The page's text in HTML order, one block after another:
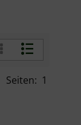
Seiten: 1